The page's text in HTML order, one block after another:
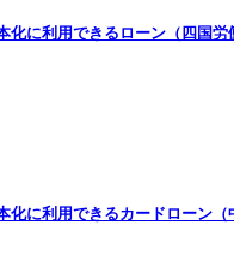
化に利用できるローン（四国
化に利用できるカードローン